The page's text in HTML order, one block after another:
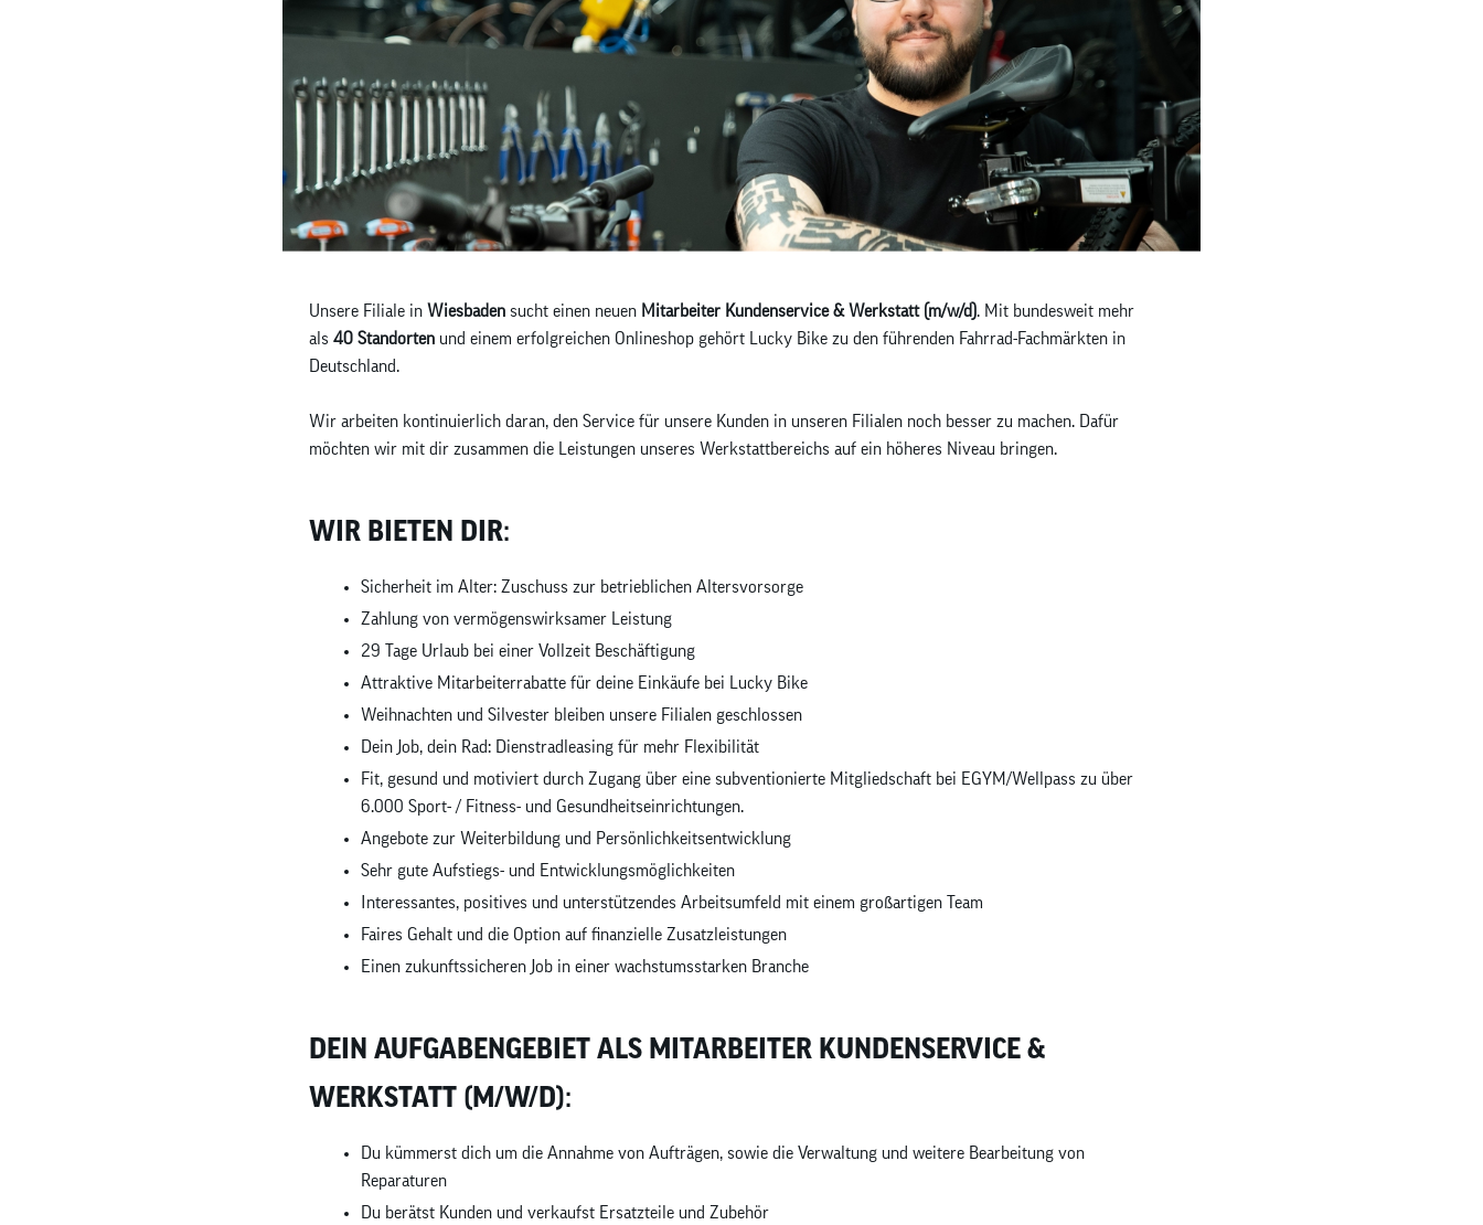
Unsere Filiale in Wiesbaden sucht einen neuen Mitarbeiter Kundenservice & Werkstatt (m/w/d). Mit bundesweit mehr
als 40 Standorten und einem erfolgreichen Onlineshop gehört Lucky Bike zu den führenden Fahrrad-Fachmärkten in
Deutschland.
Wir arbeiten kontinuierlich daran, den Service für unsere Kunden in unseren Filialen noch besser zu machen. Dafür
möchten wir mit dir zusammen die Leistungen unseres Werkstattbereichs auf ein höheres Niveau bringen.
WIR BIETEN DIR:
Sicherheit im Alter: Zuschuss zur betrieblichen Altersvorsorge
Zahlung von vermögenswirksamer Leistung
29 Tage Urlaub bei einer Vollzeit Beschäftigung
Attraktive Mitarbeiterrabatte für deine Einkäufe bei Lucky Bike
Weihnachten und Silvester bleiben unsere Filialen geschlossen
Dein Job, dein Rad: Dienstradleasing für mehr Flexibilität
Fit, gesund und motiviert durch Zugang über eine subventionierte Mitgliedschaft bei EGYM/Wellpass zu über
6.000 Sport- / Fitness- und Gesundheitseinrichtungen.
Angebote zur Weiterbildung und Persönlichkeitsentwicklung
Sehr gute Aufstiegs- und Entwicklungsmöglichkeiten
Interessantes, positives und unterstützendes Arbeitsumfeld mit einem großartigen Team
Faires Gehalt und die Option auf finanzielle Zusatzleistungen
Einen zukunftssicheren Job in einer wachstumsstarken Branche
DEIN AUFGABENGEBIET ALS MITARBEITER KUNDENSERVICE &
WERKSTATT (M/W/D):
Du kümmerst dich um die Annahme von Aufträgen, sowie die Verwaltung und weitere Bearbeitung von
Reparaturen
Du berätst Kunden und verkaufst Ersatzteile und Zubehör